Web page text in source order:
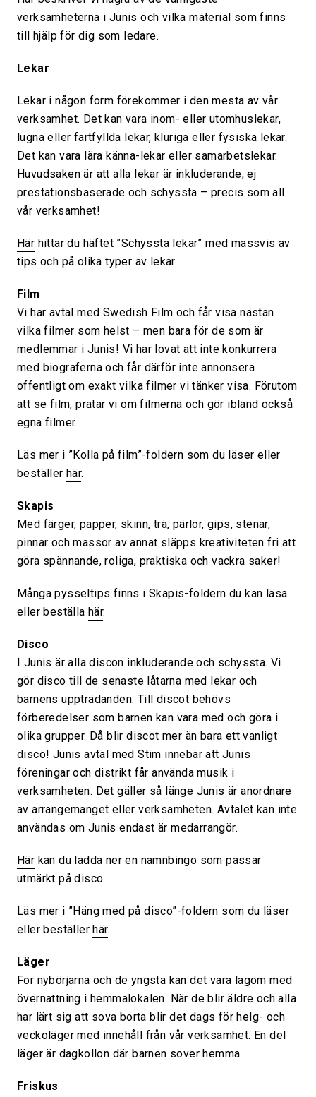
verksamheterna i Junis och vilka material som finns
till hjälp för dig som ledare.
Lekar
Lekar i någon form förekommer i den mesta av vår
verksamhet. Det kan vara inom- eller utomhuslekar,
lugna eller fartfyllda lekar, kluriga eller fysiska lekar.
Det kan vara lära känna-lekar eller samarbetslekar.
Huvudsaken är att alla lekar är inkluderande, ej
prestationsbaserade och schyssta – precis som all
vår verksamhet!
Här hittar du häftet ”Schyssta lekar” med massvis av
tips och på olika typer av lekar.
Film
Vi har avtal med Swedish Film och får visa nästan
vilka filmer som helst – men bara för de som är
medlemmar i Junis! Vi har lovat att inte konkurrera
med biograferna och får därför inte annonsera
offentligt om exakt vilka filmer vi tänker visa. Förutom
att se film, pratar vi om filmerna och gör ibland också
egna filmer.
Läs mer i ”Kolla på film”-foldern som du läser eller
beställerhär.
Skapis
Med färger, papper, skinn, trä, pärlor, gips, stenar,
pinnar och massor av annat släpps kreativiteten fri att
göra spännande, roliga, praktiska och vackra saker!
Många pysseltips finns i Skapis-foldern du kan läsa
eller beställahär.
Disco
I Junis är alla discon inkluderande och schyssta. Vi
gör disco till de senaste låtarna med lekar och
barnens uppträdanden. Till discot behövs
förberedelser som barnen kan vara med och göra i
olika grupper. Då blir discot mer än bara ett vanligt
disco! Junis avtal med Stim innebär att Junis
föreningar och distrikt får använda musik i
verksamheten. Det gäller så länge Junis är anordnare
av arrangemanget eller verksamheten. Avtalet kan inte
användas om Junis endast är medarrangör.
Här kan du ladda ner en namnbingo som passar
utmärkt på disco.
Läs mer i ”Häng med på disco”-foldern som du läser
eller beställerhär.
Läger
För nybörjarna och de yngsta kan det vara lagom med
övernattning i hemmalokalen. När de blir äldre och alla
har lärt sig att sova borta blir det dags för helg- och
veckoläger med innehåll från vår verksamhet. En del
läger är dagkollon där barnen sover hemma.
Friskus